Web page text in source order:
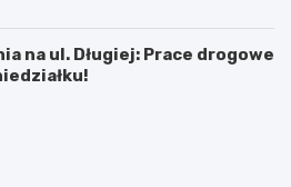
na ul. Długiej: Prace drogowe